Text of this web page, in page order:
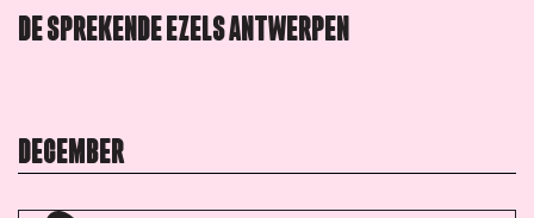
DE SPREKENDE EZELS ANTWERPEN
DECEMBER